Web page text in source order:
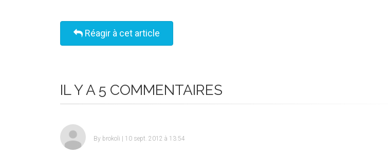
Réagir à cet article
IL Y A 5 COMMENTAIRES
By brokoli | 10 sept. 2012 à 13:54